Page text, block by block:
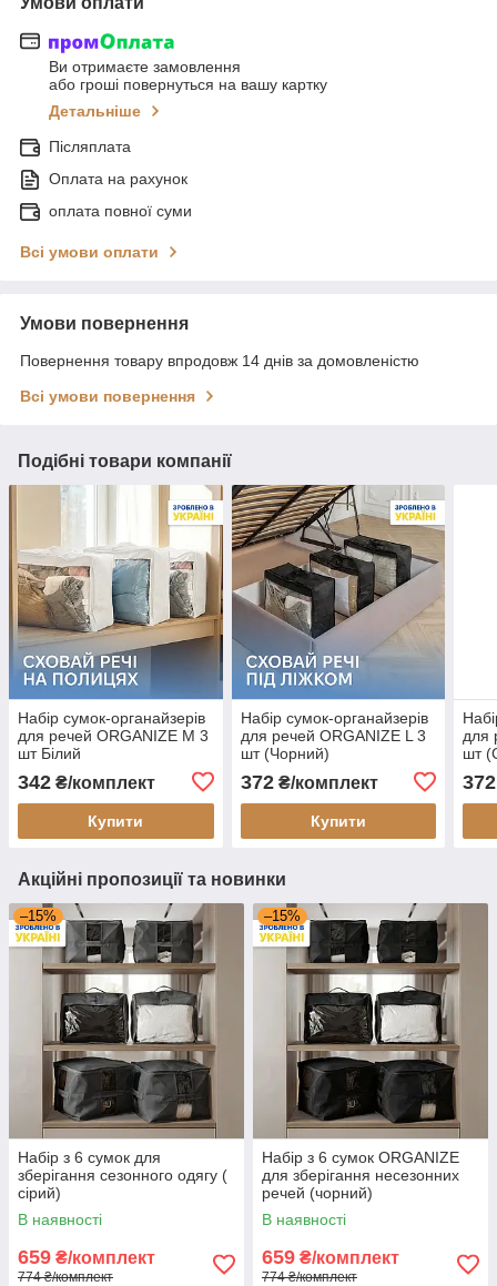
Ви отримаєте замовлення
або гроші повернуться на вашу картку
Детальніше
Післяплата
Оплата на рахунок
оплата повної суми
Всі умови оплати
Умови повернення
Повернення товару впродовж 14 днів за домовленістю
Всі умови повернення
Подібні товари компанії
Набір сумок-органайзерів
для речей ORGANIZE М 3
шт Білий
342 ₴/комплект
Купити
Набір сумок-органайзерів
для речей ORGANIZE L 3
шт (Чорний)
372₴/комплект
Купити
для
шт
372
Акційні пропозиції та новинки
–15%
Набір з 6 сумок для
зберігання сезонного одягу (
сірий)
В наявності
659 ₴/комплект
774 ₴/комплект
–15%
Набір з 6 сумок ORGANIZE
для зберігання несезонних
речей (чорний)
В наявності
659 ₴/комплект
774 ₴/комплект